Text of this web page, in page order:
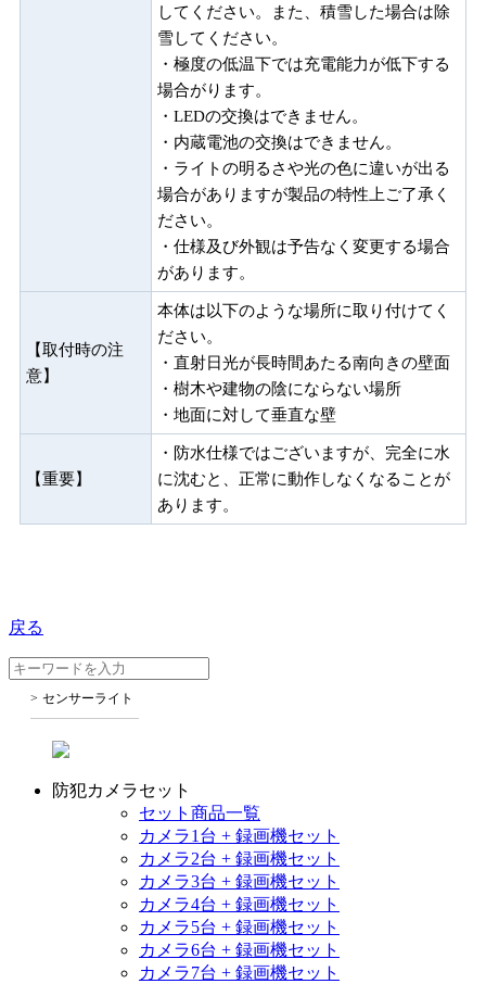
してください。また、積雪した場合は除
雪してください。
・極度の低温下では充電能力が低下する
場合がります。
・LEDの交換はできません。
・内蔵電池の交換はできません。
・ライトの明るさや光の色に違いが出る
場合がありますが製品の特性上ご了承く
ださい。
・仕様及び外観は予告なく変更する場合
があります。
【取付時の注
意】
本体は以下のような場所に取り付けてく
ださい。
・直射日光が長時間あたる南向きの壁面
・樹木や建物の陰にならない場所
・地面に対して垂直な壁
【重要】
・防水仕様ではございますが、完全に水
に沈むと、正常に動作しなくなることが
あります。
戻る
センサーライト
防犯カメラセット
セット商品一覧
カメラ1台 + 録画機セット
カメラ2台 + 録画機セット
カメラ3台 + 録画機セット
カメラ4台 + 録画機セット
カメラ5台 + 録画機セット
カメラ6台 + 録画機セット
カメラ7台 + 録画機セット